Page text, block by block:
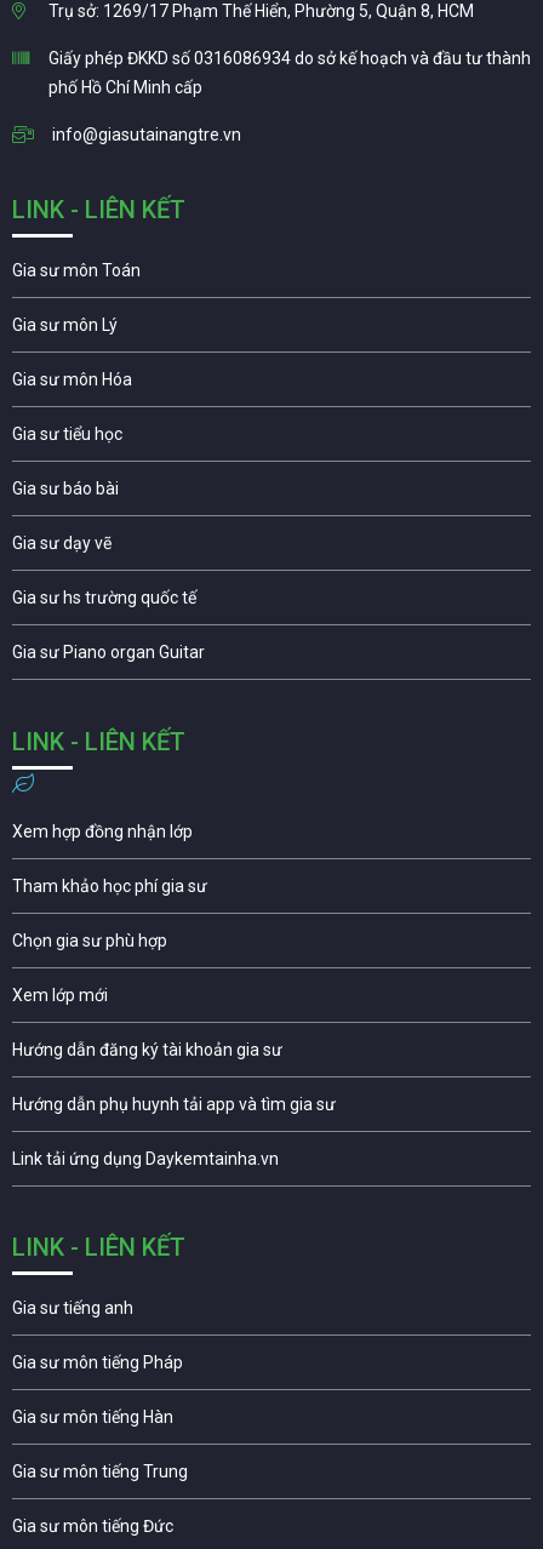
Trụ sở: 1269/17 Phạm Thế Hiển, Phường 5, Quận 8, HCM
Giấy phép ĐKKD số 0316086934 do sở kế hoạch và đầu tư thành
phố Hồ Chí Minh cấp
info@giasutainangtre.vn
LINK - LIÊN KẾT
Gia sư môn Toán
Gia sư môn Lý
Gia sư môn Hóa
Gia sư tiểu học
Gia sư báo bài
Gia sư dạy vẽ
Gia sư hs trường quốc tế
Gia sư Piano organ Guitar
LINK - LIÊN KẾT
Xem hợp đồng nhận lớp
Tham khảo học phí gia sư
Chọn gia sư phù hợp
Xem lớp mới
Hướng dẫn đăng ký tài khoản gia sư
Hướng dẫn phụ huynh tải app và tìm gia sư
Link tải ứng dụng Daykemtainha.vn
LINK - LIÊN KẾT
Gia sư tiếng anh
Gia sư môn tiếng Pháp
Gia sư môn tiếng Hàn
Gia sư môn tiếng Trung
Gia sư môn tiếng Đức